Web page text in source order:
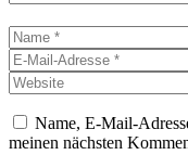
Name
Name, E-Mail-
meinen nächsten